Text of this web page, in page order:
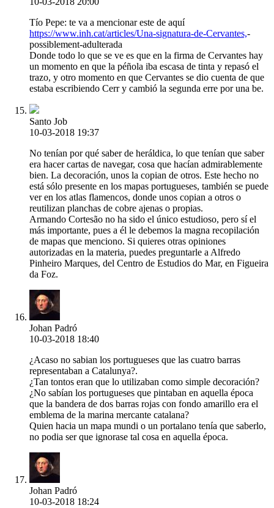
Tío Pepe: te va a mencionar este de aquí
https://www.inh.cat/articles/Una-signatura-de-Cervantes,-
possiblement-adulterada
Donde todo lo que se ve es que en la firma de Cervantes hay
un momento en que la péñola iba escasa de tinta y repasó el
trazo, y otro momento en que Cervantes se dio cuenta de que
estaba escribiendo Cerr y cambió la segunda erre por una be.
Santo Job
10-03-2018 19:37
No tenían por qué saber de heráldica, lo que tenían que saber
era hacer cartas de navegar, cosa que hacían admirablemente
bien. La decoración, unos la copian de otros. Este hecho no
está sólo presente en los mapas portugueses, también se puede
ver en los atlas flamencos, donde unos copian a otros o
reutilizan planchas de cobre ajenas o propias.
Armando Cortesão no ha sido el único estudioso, pero sí el
más importante, pues a él le debemos la magna recopilación
de mapas que menciono. Si quieres otras opiniones
autorizadas en la materia, puedes preguntarle a Alfredo
Pinheiro Marques, del Centro de Estudios do Mar, en Figueira
da Foz.
Johan Padró
10-03-2018 18:40
¿Acaso no sabian los portugueses que las cuatro barras
representaban a Catalunya?.
¿Tan tontos eran que lo utilizaban como simple decoración?
¿No sabían los portugueses que pintaban en aquella época
que la bandera de dos barras rojas con fondo amarillo era el
emblema de la marina mercante catalana?
Quien hacia un mapa mundi o un portalano tenía que saberlo,
no podia ser que ignorase tal cosa en aquella época.
Johan Padró
10-03-2018 18:24